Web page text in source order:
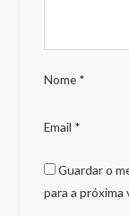
Nome *
Email *
Guardar o
para a próxima